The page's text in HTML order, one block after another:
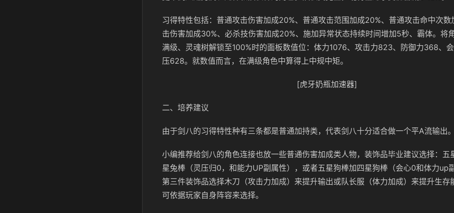
习得特性包括：普通攻击伤害加成20%、普通攻击范围加成20%、普通攻击命中次数
击伤害加成30%、必杀技伤害加成20%、施加异常状态持续时间增加5秒、霸体。将
满级、灵魂树解锁至100%时的面板数值位：体力1076、攻击力823、防御力368、
压628。就数值而言，在满级角色中算得上中规中矩。
[虎牙奶瓶加速器]
二、培养建议
由于剑八的习得特性种有三条都是普通加持类，代表剑八十分适合做一个平A流输出。
小编推荐给剑八的角色连接也放一些普通伤害加成类人物，装饰品毕业建议选择：五
星兔棒（灵压归0，和能力UP副属性），或者五星狗棒加四星狗棒（会心0和体力up
第三件装饰品选择木刀（攻击力加成）来提升输出或队长服（体力加成）来提升生存
可依据玩家自身阵容来选择。